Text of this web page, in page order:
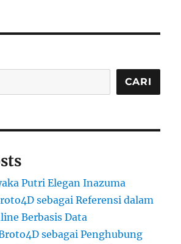
CARI
Putri Elegan Inazuma
sebagai Referensi dalam
Berbasis Data
sebagai Penghubung